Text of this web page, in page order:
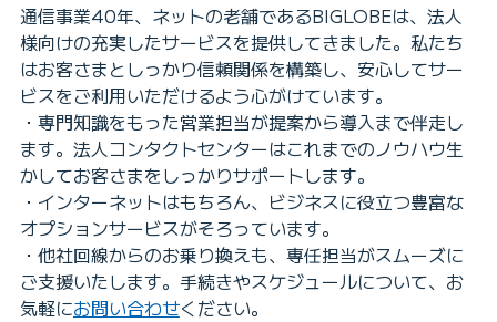
通信事業40年、ネットの老舗であるBIGLOBEは、法人
様向けの充実したサービスを提供してきました。私たち
はお客さまとしっかり信頼関係を構築し、安心してサー
ビスをご利用いただけるよう心がけています。
・専門知識をもった営業担当が提案から導入まで伴走し
ます。法人コンタクトセンターはこれまでのノウハウ生
かしてお客さまをしっかりサポートします。
・インターネットはもちろん、ビジネスに役立つ豊富な
オプションサービスがそろっています。
・他社回線からのお乗り換えも、専任担当がスムーズに
ご支援いたします。手続きやスケジュールについて、お
気軽にお問い合わせください。